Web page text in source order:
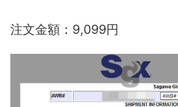
注文金額：9,099円